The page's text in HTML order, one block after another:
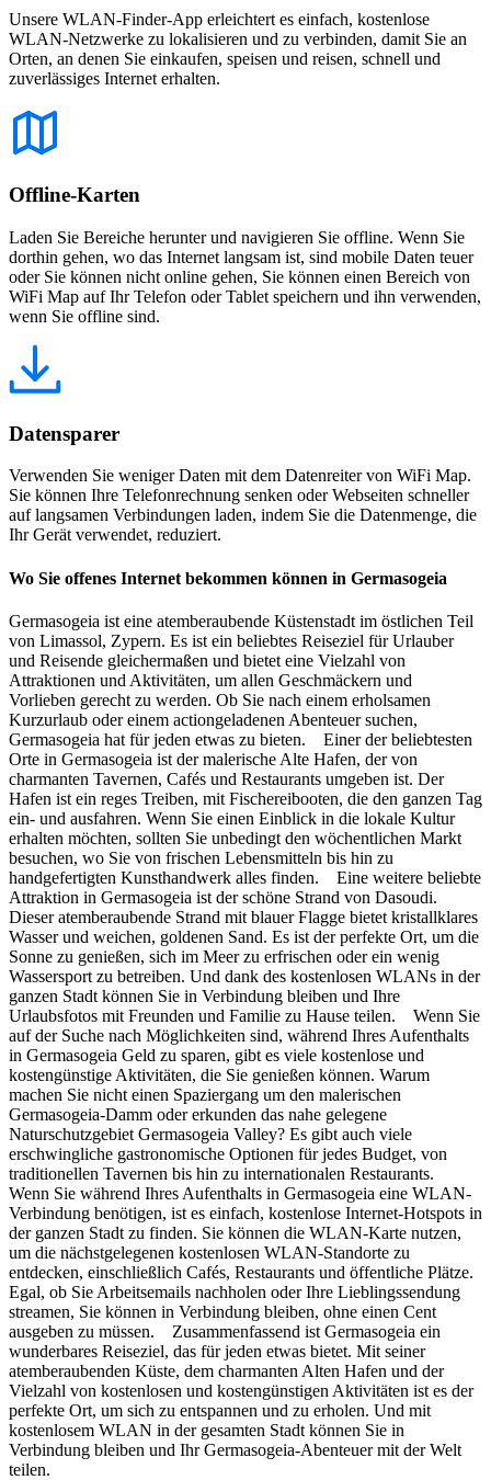
Unsere WLAN-Finder-App erleichtert es einfach, kostenlose
WLAN-Netzwerke zu lokalisieren und zu verbinden, damit Sie an
Orten, an denen Sie einkaufen, speisen und reisen, schnell und
zuverlässiges Internet erhalten.
Offline-Karten
Laden Sie Bereiche herunter und navigieren Sie offline. Wenn Sie
dorthin gehen, wo das Internet langsam ist, sind mobile Daten teuer
oder Sie können nicht online gehen, Sie können einen Bereich von
WiFi Map auf Ihr Telefon oder Tablet speichern und ihn verwenden,
wenn Sie offline sind.
Datensparer
Verwenden Sie weniger Daten mit dem Datenreiter von WiFi Map.
Sie können Ihre Telefonrechnung senken oder Webseiten schneller
auf langsamen Verbindungen laden, indem Sie die Datenmenge, die
Ihr Gerät verwendet, reduziert.
Wo Sie offenes Internet bekommen können in Germasogeia
Germasogeia ist eine atemberaubende Küstenstadt im östlichen Teil
von Limassol, Zypern. Es ist ein beliebtes Reiseziel für Urlauber
und Reisende gleichermaßen und bietet eine Vielzahl von
Attraktionen und Aktivitäten, um allen Geschmäckern und
Vorlieben gerecht zu werden. Ob Sie nach einem erholsamen
Kurzurlaub oder einem actiongeladenen Abenteuer suchen,
Germasogeia hat für jeden etwas zu bieten. Einer der beliebtesten
Orte in Germasogeia ist der malerische Alte Hafen, der von
charmanten Tavernen, Cafés und Restaurants umgeben ist. Der
Hafen ist ein reges Treiben, mit Fischereibooten, die den ganzen Tag
ein- und ausfahren. Wenn Sie einen Einblick in die lokale Kultur
erhalten möchten, sollten Sie unbedingt den wöchentlichen Markt
besuchen, wo Sie von frischen Lebensmitteln bis hin zu
handgefertigten Kunsthandwerk alles finden. Eine weitere beliebte
Attraktion in Germasogeia ist der schöne Strand von Dasoudi.
Dieser atemberaubende Strand mit blauer Flagge bietet kristallklares
Wasser und weichen, goldenen Sand. Es ist der perfekte Ort, um die
Sonne zu genießen, sich im Meer zu erfrischen oder ein wenig
Wassersport zu betreiben. Und dank des kostenlosen WLANs in der
ganzen Stadt können Sie in Verbindung bleiben und Ihre
Urlaubsfotos mit Freunden und Familie zu Hause teilen. Wenn Sie
auf der Suche nach Möglichkeiten sind, während Ihres Aufenthalts
in Germasogeia Geld zu sparen, gibt es viele kostenlose und
kostengünstige Aktivitäten, die Sie genießen können. Warum
machen Sie nicht einen Spaziergang um den malerischen
Germasogeia-Damm oder erkunden das nahe gelegene
Naturschutzgebiet Germasogeia Valley? Es gibt auch viele
erschwingliche gastronomische Optionen für jedes Budget, von
traditionellen Tavernen bis hin zu internationalen Restaurants.
Wenn Sie während Ihres Aufenthalts in Germasogeia eine WLAN-
Verbindung benötigen, ist es einfach, kostenlose Internet-Hotspots in
der ganzen Stadt zu finden. Sie können die WLAN-Karte nutzen,
um die nächstgelegenen kostenlosen WLAN-Standorte zu
entdecken, einschließlich Cafés, Restaurants und öffentliche Plätze.
Egal, ob Sie Arbeitsemails nachholen oder Ihre Lieblingssendung
streamen, Sie können in Verbindung bleiben, ohne einen Cent
ausgeben zu müssen. Zusammenfassend ist Germasogeia ein
wunderbares Reiseziel, das für jeden etwas bietet. Mit seiner
atemberaubenden Küste, dem charmanten Alten Hafen und der
Vielzahl von kostenlosen und kostengünstigen Aktivitäten ist es der
perfekte Ort, um sich zu entspannen und zu erholen. Und mit
kostenlosem WLAN in der gesamten Stadt können Sie in
Verbindung bleiben und Ihr Germasogeia-Abenteuer mit der Welt
teilen.